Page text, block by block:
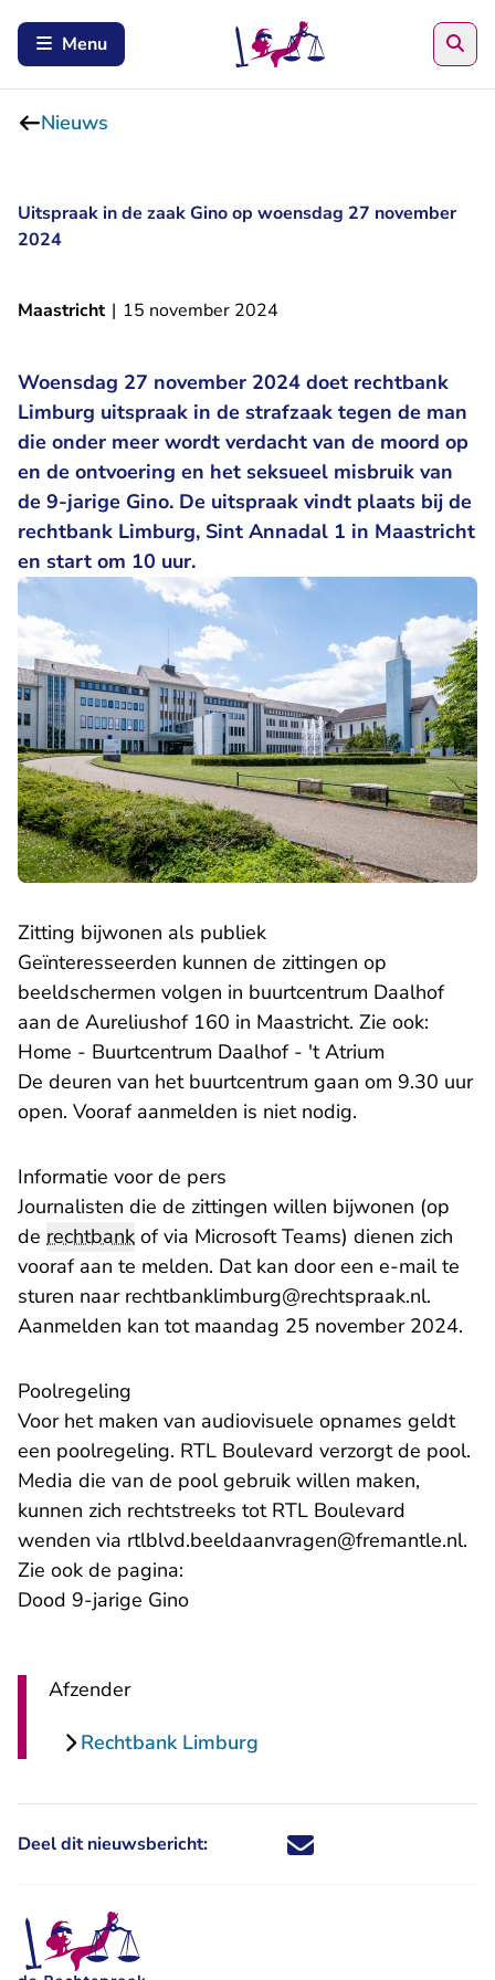
Menu
Nieuws
Uitspraak in de zaak Gino op woensdag 27 november
2024
Maastricht | 15 november 2024
Woensdag 27 november 2024 doet rechtbank
Limburg uitspraak in de strafzaak tegen de man
die onder meer wordt verdacht van de moord op
en de ontvoering en het seksueel misbruik van
de 9-jarige Gino. De uitspraak vindt plaats bij de
rechtbank Limburg, Sint Annadal 1 in Maastricht
en start om 10 uur.
Zitting bijwonen als publiek
Geïnteresseerden kunnen de zittingen op
beeldschermen volgen in buurtcentrum Daalhof
aan de Aureliushof 160 in Maastricht. Zie ook:
Home - Buurtcentrum Daalhof - 't Atrium
De deuren van het buurtcentrum gaan om 9.30 uur
open. Vooraf aanmelden is niet nodig.
Informatie voor de pers
Journalisten die de zittingen willen bijwonen (op
de rechtbank of via Microsoft Teams) dienen zich
vooraf aan te melden. Dat kan door een e-mail te
sturen naar rechtbanklimburg@rechtspraak.nl- U
.
Aanmelden kan tot maandag 25 november 2024.
Poolregeling
Voor het maken van audiovisuele opnames geldt
een poolregeling. RTL Boulevard verzorgt de pool.
Media die van de pool gebruik willen maken,
kunnen zich rechtstreeks tot RTL Boulevard
wenden via rtlblvd.beeldaanvragen@fremantle.nl- U
.
Zie ook de pagina:
Dood 9-jarige Gino
Afzender
Rechtbank Limburg
Deel dit nieuwsbericht: Deel dit nieuwsbericht via X -
Deel dit nieuwsbericht via
Deel dit nieuwsbericht
Deel dit